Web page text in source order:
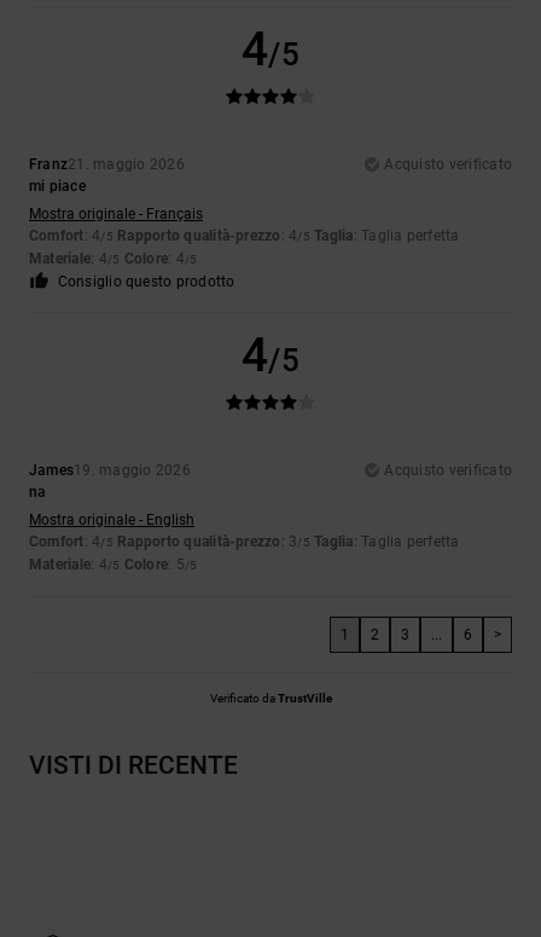
4/5
Franz21. maggio 2026
Acquisto verificato
mi piace
Mostra originale - Français
Comfort: 4/5 Rapporto qualità-prezzo : 4/5 Taglia: Taglia perfetta
Materiale: 4/5 Colore: 4/5
Consiglio questo prodotto
4/5
James19. maggio 2026
Acquisto verificato
na
Mostra originale - English
Comfort: 4/5 Rapporto qualità-prezzo : 3/5 Taglia: Taglia perfetta
Materiale: 4/5 Colore: 5/5
1 2 3 ... 6 >
Verificato daTrustVille
VISTI DI RECENTE